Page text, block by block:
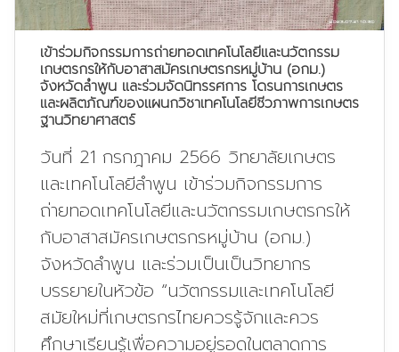
เข้าร่วมกิจกรรมการถ่ายทอดเทคโนโลยีและนวัตกรรม
เกษตรกรให้กับอาสาสมัครเกษตรกรหมู่บ้าน (อกม.)
จังหวัดลำพูน และร่วมจัดนิทรรศการ โดรนการเกษตร
และผลิตภัณฑ์ของแผนกวิชาเทคโนโลยีชีวภาพการเกษตร
ฐานวิทยาศาสตร์
วันที่ 21 กรกฎาคม 2566 วิทยาลัยเกษตร
และเทคโนโลยีลำพูน เข้าร่วมกิจกรรมการ
ถ่ายทอดเทคโนโลยีและนวัตกรรมเกษตรกรให้
กับอาสาสมัครเกษตรกรหมู่บ้าน (อกม.)
จังหวัดลำพูน และร่วมเป็นเป็นวิทยากร
บรรยายในหัวข้อ “นวัตกรรมและเทคโนโลยี
สมัยใหม่ที่เกษตรกรไทยควรรู้จักและควร
ศึกษาเรียนรู้เพื่อความอยู่รอดในตลาดการ